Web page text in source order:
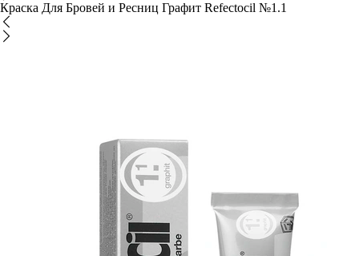
Краска Для Бровей и Ресниц Графит Refectocil №1.1